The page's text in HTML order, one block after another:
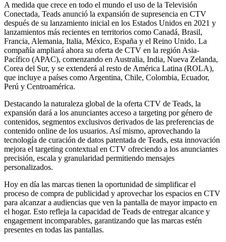
A medida que crece en todo el mundo el uso de la Televisión
Conectada, Teads anunció la expansión de supresencia en CTV
después de su lanzamiento inicial en los Estados Unidos en 2021 y
lanzamientos más recientes en territorios como Canadá, Brasil,
Francia, Alemania, Italia, México, España y el Reino Unido. La
compañía ampliará ahora su oferta de CTV en la región Asia-
Pacífico (APAC), comenzando en Australia, India, Nueva Zelanda,
Corea del Sur, y se extenderá al resto de América Latina (ROLA),
que incluye a países como Argentina, Chile, Colombia, Ecuador,
Perú y Centroamérica.
Destacando la naturaleza global de la oferta CTV de Teads, la
expansión dará a los anunciantes acceso a targeting por género de
contenidos, segmentos exclusivos derivados de las preferencias de
contenido online de los usuarios. Así mismo, aprovechando la
tecnología de curación de datos patentada de Teads, esta innovación
mejora el targeting contextual en CTV ofreciendo a los anunciantes
precisión, escala y granularidad permitiendo mensajes
personalizados.
Hoy en día las marcas tienen la oportunidad de simplificar el
proceso de compra de publicidad y aprovechar los espacios en CTV
para alcanzar a audiencias que ven la pantalla de mayor impacto en
el hogar. Esto refleja la capacidad de Teads de entregar alcance y
engagement incomparables, garantizando que las marcas estén
presentes en todas las pantallas.